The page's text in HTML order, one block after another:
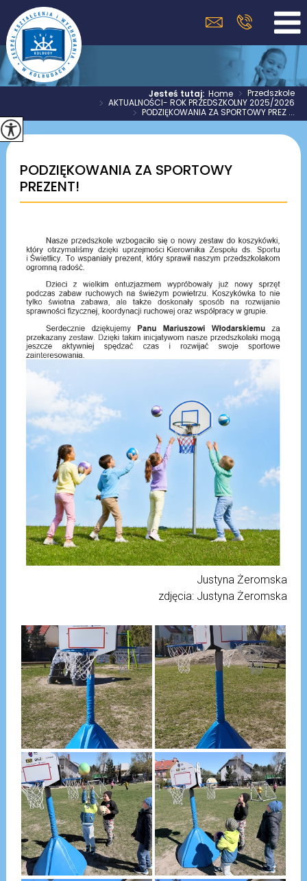
Jesteś tutaj:Home > Przedszkole
> AKTUALNOŚCI- ROK PRZEDSZKOLNY 2025/2026
> PODZIĘKOWANIA ZA SPORTOWY PREZ ...
PODZIĘKOWANIA ZA SPORTOWY
PREZENT!
Justyna Żeromska
zdjęcia: Justyna Żeromska